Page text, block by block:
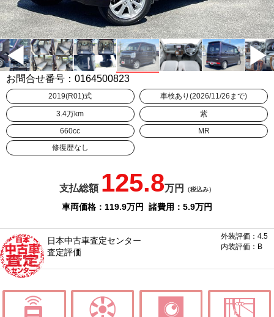
お問合せ番号：0164500823
2019(R01)式 車検あり(2026/11/26まで)
3.4万km
紫
660cc
MR
修復歴なし
支払総額 125.8万円 （税込み）
車両価格：119.9万円 諸費用：5.9万円
日本中古車査定センター
査定評価
外装評価：4.5
内装評価：B